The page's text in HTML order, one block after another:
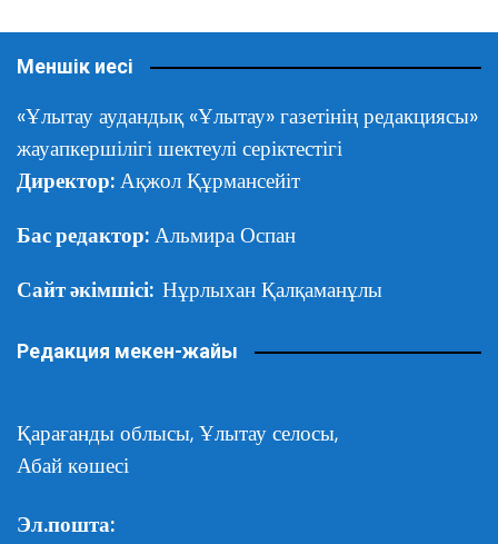
Меншік иесі
«Ұлытау аудандық «Ұлытау» газетінің редакциясы»
жауапкершілігі шектеулі серіктестігі
Директор: Ақжол Құрмансейіт
Бас редактор: Альмира Оспан
Сайт әкімшісі: Нұрлыхан Қалқаманұлы
Редакция мекен-жайы
Қарағанды облысы, Ұлытау селосы,
Абай көшесі
Эл.пошта: